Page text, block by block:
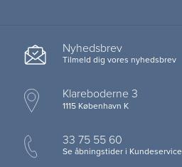
Nyhedsbrev
Tilmeld dig vores nyhedsbrev
Klareboderne 3
1115 København K
33 75 55 60
Se åbningstider i Kundeservice